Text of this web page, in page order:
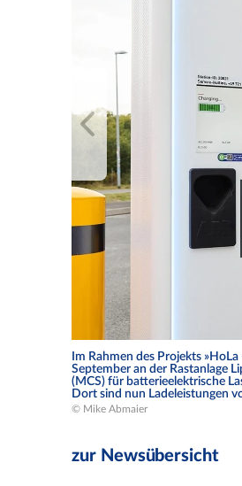
Im Rahmen des Projekts
September an der Rastanlage
(MCS) für batterieelektrische
Dort sind nun Ladeleistungen
© Mike Abmaier
zur Newsübersicht